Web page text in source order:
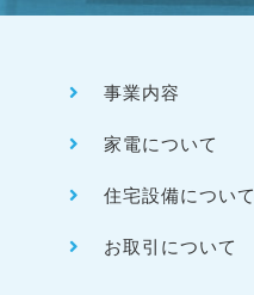
事業内容
家電について
住宅設備について
お取引について